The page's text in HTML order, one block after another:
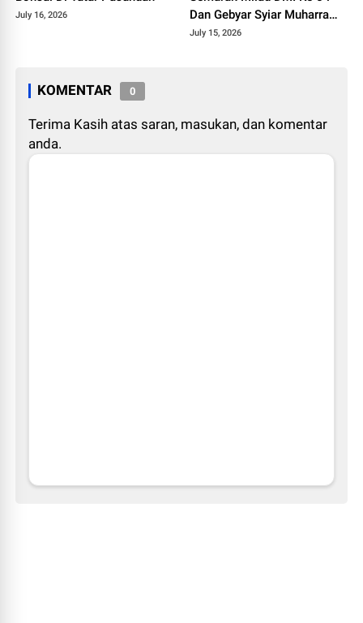
July 16, 2026
Dan Gebyar Syiar Muharram
1448 H
July 15, 2026
KOMENTAR 0
Terima Kasih atas saran, masukan, dan komentar
anda.